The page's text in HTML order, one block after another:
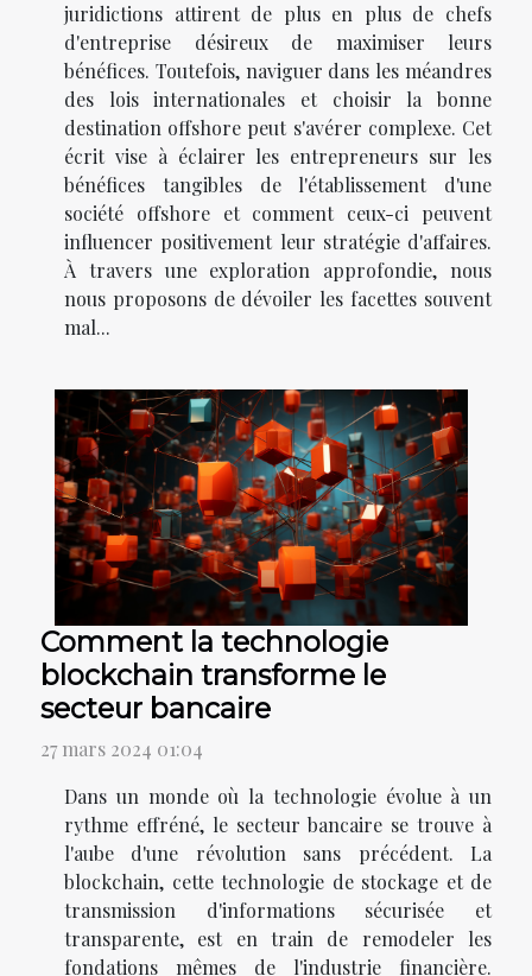
juridictions attirent de plus en plus de chefs
d'entreprise désireux de maximiser leurs
bénéfices. Toutefois, naviguer dans les méandres
des lois internationales et choisir la bonne
destination offshore peut s'avérer complexe. Cet
écrit vise à éclairer les entrepreneurs sur les
bénéfices tangibles de l'établissement d'une
société offshore et comment ceux-ci peuvent
influencer positivement leur stratégie d'affaires.
À travers une exploration approfondie, nous
nous proposons de dévoiler les facettes souvent
mal...
Comment la technologie
blockchain transforme le
secteur bancaire
27 mars 2024 01:04
Dans un monde où la technologie évolue à un
rythme effréné, le secteur bancaire se trouve à
l'aube d'une révolution sans précédent. La
blockchain, cette technologie de stockage et de
transmission d'informations sécurisée et
transparente, est en train de remodeler les
fondations mêmes de l'industrie financière.